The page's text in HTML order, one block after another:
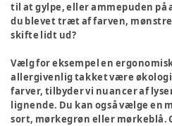
til at gylpe, eller ammepuden på
du blevet træt af farven,
skifte lidt ud?
Vælg for eksempel en
allergivenlig takket være
farver, tilbyder vi nuancer af
lignende. Du kan også vælge en
sort, mørkegrøn eller mørkeblå.